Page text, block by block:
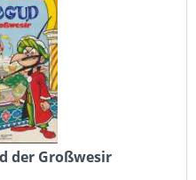
der Großwesir